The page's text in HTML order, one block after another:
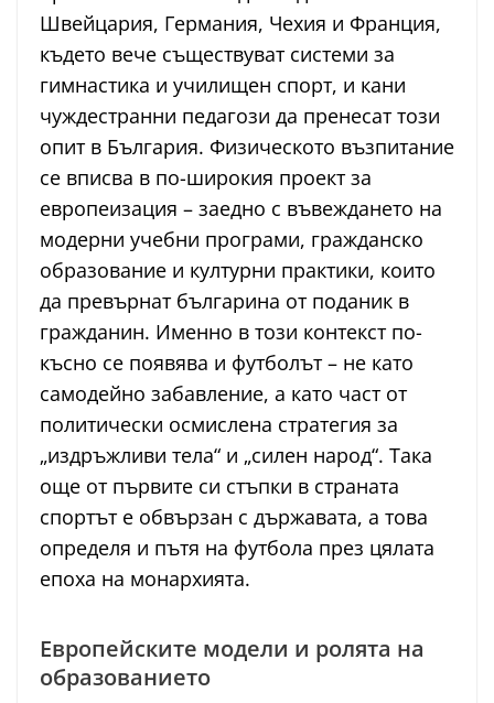
Швейцария, Германия, Чехия и Франция,
където вече съществуват системи за
гимнастика и училищен спорт, и кани
чуждестранни педагози да пренесат този
опит в България. Физическото възпитание
се вписва в по-широкия проект за
европеизация – заедно с въвеждането на
модерни учебни програми, гражданско
образование и културни практики, които
да превърнат българина от поданик в
гражданин. Именно в този контекст по-
късно се появява и футболът – не като
самодейно забавление, а като част от
политически осмислена стратегия за
„издръжливи тела“ и „силен народ“. Така
още от първите си стъпки в страната
спортът е обвързан с държавата, а това
определя и пътя на футбола през цялата
епоха на монархията.
Европейските модели и ролята на
образованието